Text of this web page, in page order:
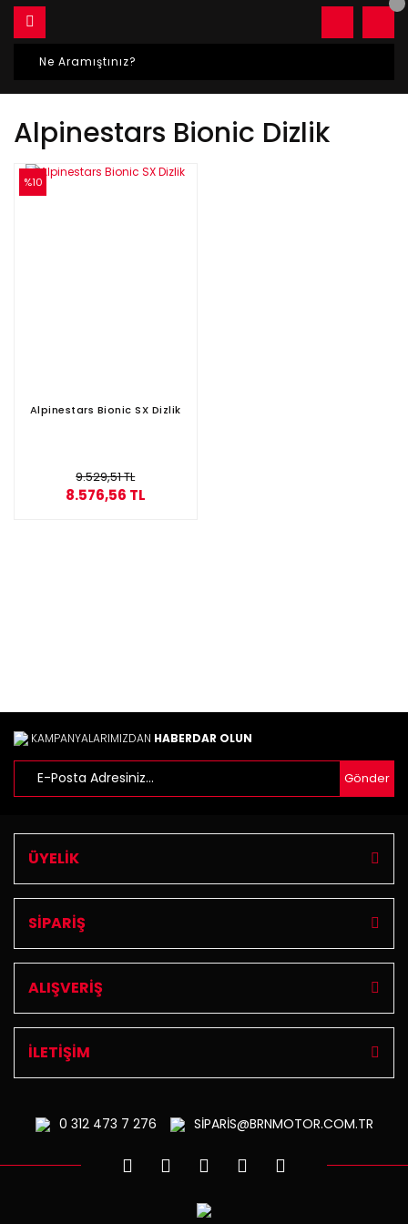
Alpinestars Bionic Dizlik
%10
Alpinestars Bionic SX Dizlik
9.529,51 TL
8.576,56 TL
KAMPANYALARIMIZDAN HABERDAR OLUN
Gönder
ÜYELİK
SİPARİŞ
ALIŞVERİŞ
İLETİŞİM
0 312473 7 276 SİPARİS@BRNMOTOR.COM.TR